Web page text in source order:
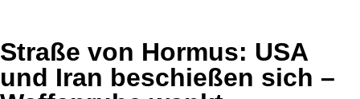
Straße von Hormus: USA
und Iran beschießen sich –